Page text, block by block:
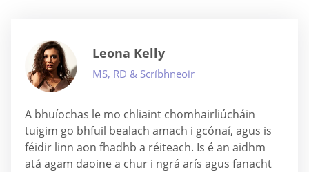
Leona Kelly
MS, RD & Scríbhneoir
A bhuíochas le mo chliaint chomhairliúcháin
tuigim go bhfuil bealach amach i gcónaí, agus is
féidir linn aon fhadhb a réiteach. Is é an aidhm
atá agam daoine a chur i ngrá arís agus fanacht